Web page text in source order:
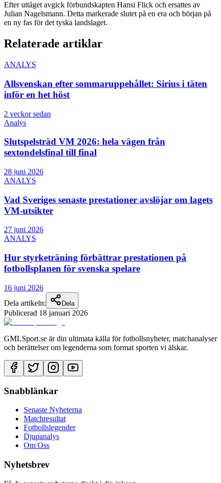
Efter uttåget avgick förbundskapten Hansi Flick och ersattes av
Julian Nagelsmann. Detta markerade slutet på en era och början på
en ny fas för det tyska landslaget.
Relaterade artiklar
ANALYS
Allsvenskan efter sommaruppehållet: Sirius i täten
inför en het höst
2 veckor sedan
Analys
Slutspelsträd VM 2026: hela vägen från
sextondelsfinal till final
28 juni 2026
ANALYS
Vad Sveriges senaste prestationer avslöjar om lagets
VM-utsikter
27 juni 2026
ANALYS
Hur styrketräning förbättrar prestationen på
fotbollsplanen för svenska spelare
16 juni 2026
Dela artikeln:
Dela
Publicerad 18 januari 2026
GMLSport.se är din ultimata källa för fotbollsnyheter, matchanalyser
och berättelser om legenderna som format sporten vi älskar.
Snabblänkar
Senaste Nyheterna
Matchresultat
Fotbollslegender
Djupanalys
Om Oss
Nyhetsbrev